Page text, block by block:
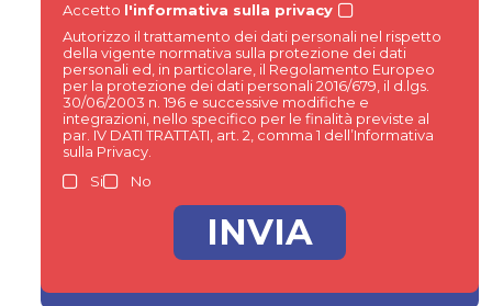
Accetto l'informativa sulla privacy
Autorizzo il trattamento dei dati personali nel rispetto
della vigente normativa sulla protezione dei dati
personali ed, in particolare, il Regolamento Europeo
per la protezione dei dati personali 2016/679, il d.lgs.
30/06/2003 n. 196 e successive modifiche e
integrazioni, nello specifico per le finalità previste al
par. IV DATI TRATTATI, art. 2, comma 1 dell’Informativa
sulla Privacy.
Si
No